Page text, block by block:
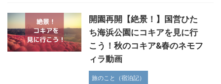
開園再開【絶景！】国営ひた
ち海浜公園にコキアを見に行
こう！秋のコキア&春のネモフ
ィラ動画
旅のこと（宿泊記）